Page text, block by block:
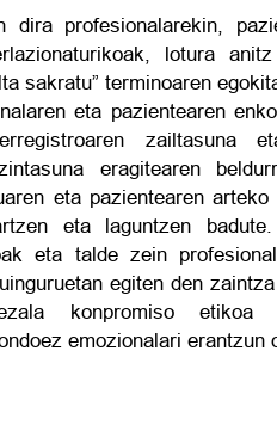
dira profesionalarekin,
lotura
sakratu” terminoaren
eta pazientearen
zailtasuna
eragitearen
eta pazientearen
eta laguntzen
eta talde zein
egiten den
konpromiso etikoa
emozionalari erantzun